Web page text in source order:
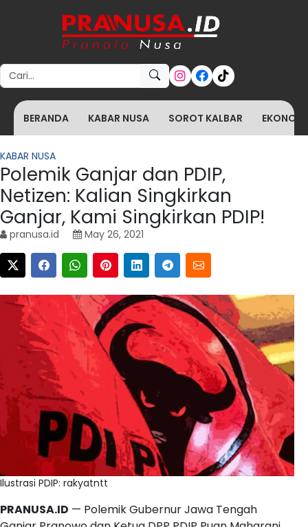
Search for:
BERANDA KABAR NUSA SOROT KALBAR
KABAR NUSA
Polemik Ganjar dan PDIP,
Netizen: Kalian Singkirkan
Ganjar, Kami Singkirkan PDIP!
pranusa.id May 26, 2021
Ilustrasi PDIP: rakyatntt
PRANUSA.ID — Polemik Gubernur Jawa Tengah